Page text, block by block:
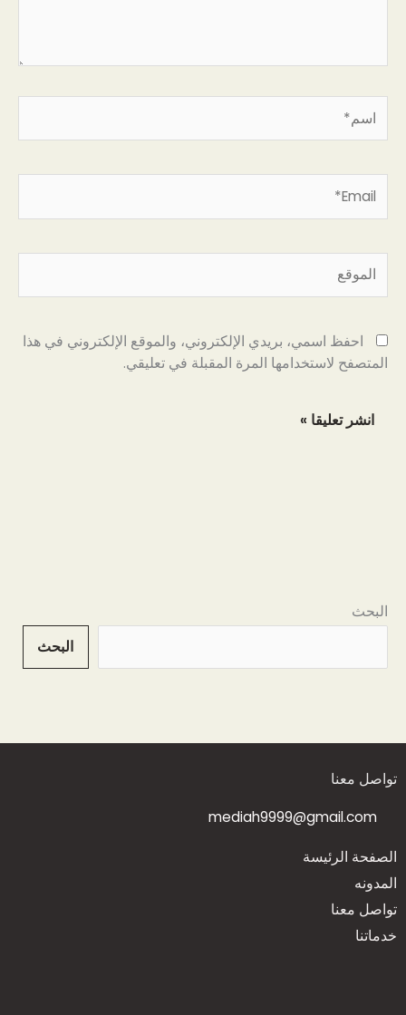
البحث
البحث
احفظ اسمي، بريدي الإلكتروني، والموقع الإلكتروني في هذا
المتصفح لاستخدامها المرة المقبلة في تعليقي.
تواصل معنا
mediah9999@gmail.com
الصفحة الرئيسة
المدونه
تواصل معنا
خدماتنا